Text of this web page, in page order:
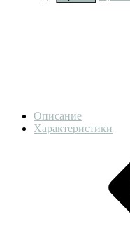
Описание
Характеристики